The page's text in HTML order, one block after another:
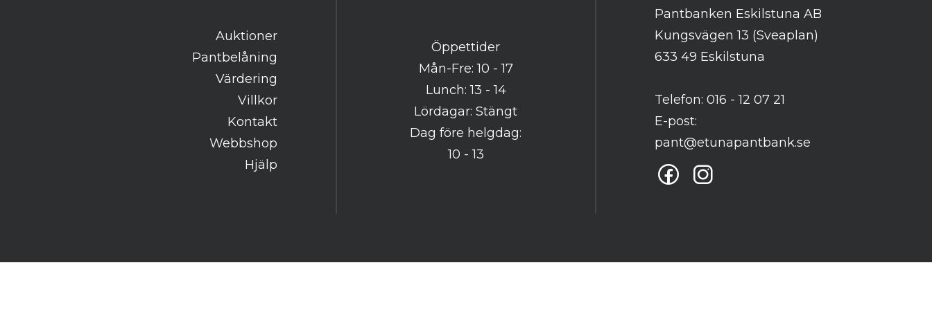
Auktioner
Pantbelåning
Värdering
Villkor
Kontakt
Webbshop
Hjälp
Öppettider
Mån-Fre: 10 - 17
Lunch: 13 - 14
Lördagar: Stängt
Dag före helgdag:
10 - 13
Pantbanken Eskilstuna AB
Kungsvägen 13 (Sveaplan)
633 49 Eskilstuna
Telefon: 016 - 12 07 21
E-post:
pant@etunapantbank.se